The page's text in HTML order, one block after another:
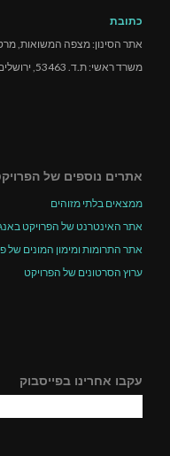
כתובת
אתר הסינון: מצפה המשואות,
משרד ראשי: ת.ד. 53463, ירושלים 9153303
אתרים נוספים של
ממצאים בלתי מזוהים
אתר האינטרנט של הפרויקט
אתר התרומות ומימון המונים של
ערוץ הסרטונים של הפרויקט
עקבו אחרינו בפייסבוק